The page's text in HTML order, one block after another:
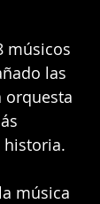
músicos
las
orquesta
historia.
música